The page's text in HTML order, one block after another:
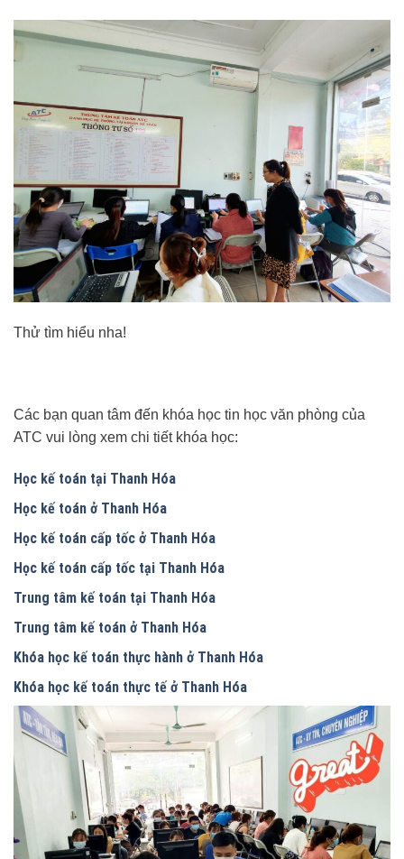
Thử tìm hiểu nha!
Các bạn quan tâm đến khóa học tin học văn phòng của
ATC vui lòng xem chi tiết khóa học:
Học kế toán tại Thanh Hóa
Học kế toán ở Thanh Hóa
Học kế toán cấp tốc ở Thanh Hóa
Học kế toán cấp tốc tại Thanh Hóa
Trung tâm kế toán tại Thanh Hóa
Trung tâm kế toán ở Thanh Hóa
Khóa học kế toán thực hành ở Thanh Hóa
Khóa học kế toán thực tế ở Thanh Hóa